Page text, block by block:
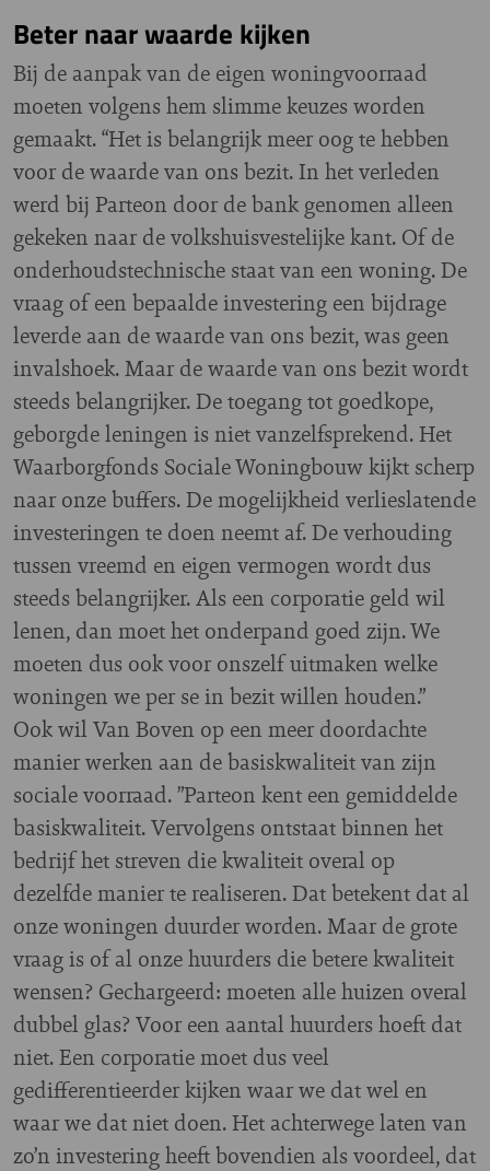
Beter naar waarde kijken
Bij de aanpak van de eigen woningvoorraad
moeten volgens hem slimme keuzes worden
gemaakt. “Het is belangrijk meer oog te hebben
voor de waarde van ons bezit. In het verleden
werd bij Parteon door de bank genomen alleen
gekeken naar de volkshuisvestelijke kant. Of de
onderhoudstechnische staat van een woning. De
vraag of een bepaalde investering een bijdrage
leverde aan de waarde van ons bezit, was geen
invalshoek. Maar de waarde van ons bezit wordt
steeds belangrijker. De toegang tot goedkope,
geborgde leningen is niet vanzelfsprekend. Het
Waarborgfonds Sociale Woningbouw kijkt scherp
naar onze buffers. De mogelijkheid verlieslatende
investeringen te doen neemt af. De verhouding
tussen vreemd en eigen vermogen wordt dus
steeds belangrijker. Als een corporatie geld wil
lenen, dan moet het onderpand goed zijn. We
moeten dus ook voor onszelf uitmaken welke
woningen we per se in bezit willen houden.”
Ook wil Van Boven op een meer doordachte
manier werken aan de basiskwaliteit van zijn
sociale voorraad. ”Parteon kent een gemiddelde
basiskwaliteit. Vervolgens ontstaat binnen het
bedrijf het streven die kwaliteit overal op
dezelfde manier te realiseren. Dat betekent dat al
onze woningen duurder worden. Maar de grote
vraag is of al onze huurders die betere kwaliteit
wensen? Gechargeerd: moeten alle huizen overal
dubbel glas? Voor een aantal huurders hoeft dat
niet. Een corporatie moet dus veel
gedifferentieerder kijken waar we dat wel en
waar we dat niet doen. Het achterwege laten van
zo’n investering heeft bovendien als voordeel, dat